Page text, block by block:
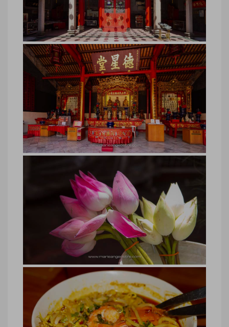
Malaisie, portrait de femme Kuala
Lumpur
Malaisie, portrait de femme Kuala
Lumpur © Marie-Ange Ostré
Malaisie, temple chinois Kuala
Lumpur
Malaisie, temple chinois Kuala Lumpur
© Marie-Ange Ostré
Malaisie, intérieur temple chinois
Kuala Lumpur
Malaisie, intérieur temple chinois Kuala
Lumpur © Marie-Ange Ostré
Malaisie, fleurs de lotus au marché,
Kuala Lumpur